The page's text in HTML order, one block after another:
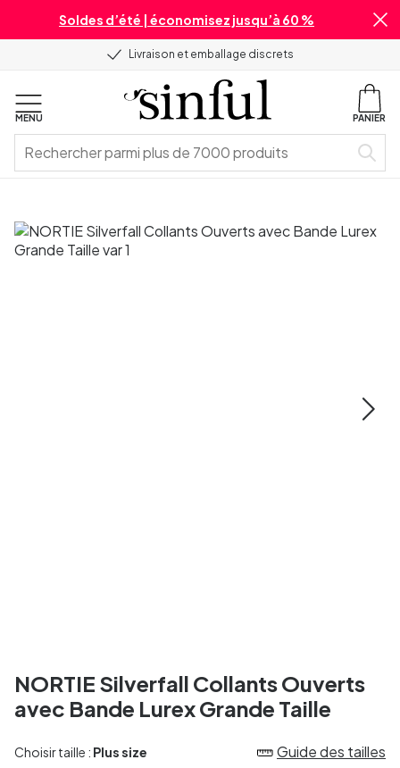
Soldes d’été | économisez jusqu’à 60 %
Livraison et emballage discrets
MENU PANIER
NORTIE Silverfall Collants Ouverts
avec Bande Lurex Grande Taille
Choisir taille : Plus size Guide des tailles